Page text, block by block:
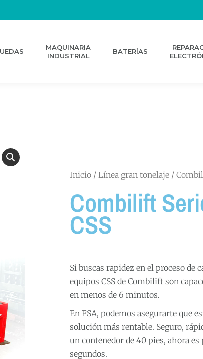
MAQUINARIA
INDUSTRIAL
BATERÍAS
Inicio / Línea gran tonelaje /
Combilift
CSS
Si buscas rapidez en el proceso de
equipos CSS de Combilift son
en menos de 6 minutos.
En FSA, podemos asegurarte que
solución más rentable. Seguro,
un contenedor de 40 pies, ahora
segundos.
BATERÍAS